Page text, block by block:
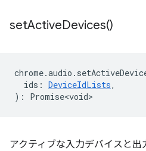
setActiveDevices()
chrome.audio .
ids : DeviceIdLists,
) : Promise<void>
アクティブな入力デバイスと